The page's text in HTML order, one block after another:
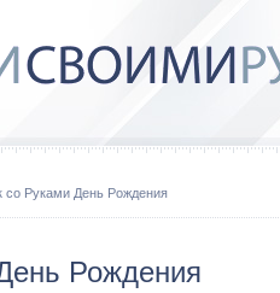
со Руками День Рождения
Рождения